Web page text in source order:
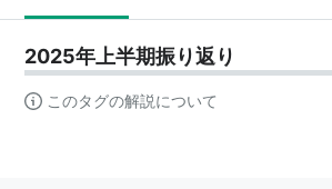
2025年上半期振り返り
このタグの解説について